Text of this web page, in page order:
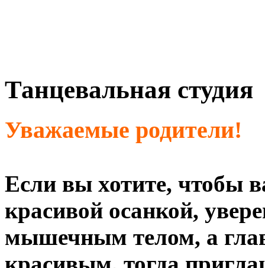
Танцевальная студия
Уважаемые родители!
Если вы хотите, чтобы
красивой осанкой,
мышечным телом, а